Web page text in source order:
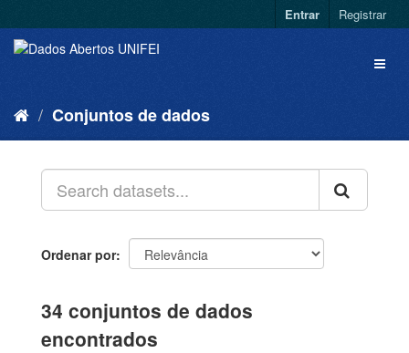
Entrar Registrar
Conjuntos de dados
Ordenar por
34 conjuntos de dados
encontrados